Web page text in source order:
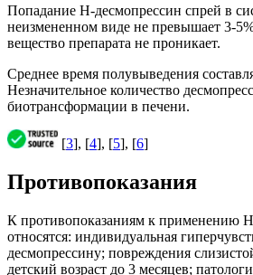
Попадание Н-десмопрессин спрей в
неизмененном виде не превышает 3-
вещество препарата не проникает.
Среднее время полувыведения
Незначительное количество
биотрансформации в печени.
[3], [4], [5], [6]
Противопоказания
К противопоказаниям к применению
относятся: индивидуальная
десмопрессину; повреждения
детский возраст до 3 месяцев;